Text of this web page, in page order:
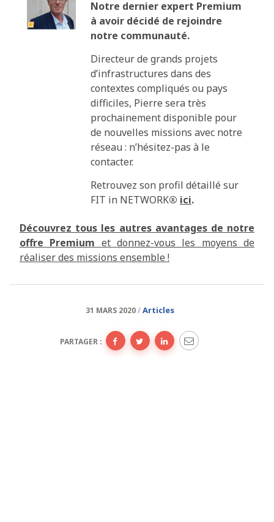
Notre dernier expert Premium
à avoir décidé de rejoindre
notre communauté.
Directeur de grands projets
d’infrastructures dans des
contextes compliqués ou pays
difficiles, Pierre sera très
prochainement disponible pour
de nouvelles missions avec notre
réseau : n’hésitez-pas à le
contacter.
Retrouvez son profil détaillé sur
FIT in NETWORK® ici.
Découvrez tous les autres avantages de notre
offre Premium et donnez-vous les moyens de
réaliser des missions ensemble !
31 MARS 2020 Articles
PARTAGER :